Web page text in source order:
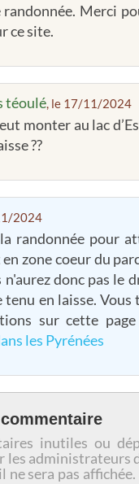
Merci
ce site.
téoulé, le 17/11/2024
monter au lac
??
2024
randonnée pour
zone coeur du
n'aurez donc pas le
tenu en laisse. Vous
sur cette page
les Pyrénées
inutiles ou
les administrateurs
ne sera pas